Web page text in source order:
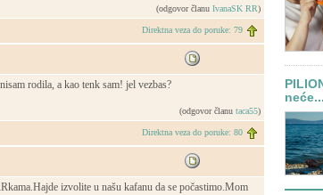
(odgovor članu IvanaSK RR)
Direktna veza do poruke: 79
rodila, a kao tenk sam! jel vezbas?
(odgovor članu taca55)
Direktna veza do poruke: 80
izvolite u našu kafanu da se počastimo.Mom
neće...